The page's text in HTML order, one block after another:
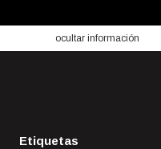
ocultar información
Etiquetas